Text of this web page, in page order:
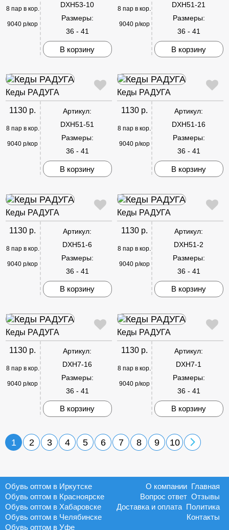
8 пар в кор.
9040 р/кор
DXH53-10
Размеры:
36 - 41
В корзину
8 пар в кор.
9040 р/кор
DXH51-21
Размеры:
36 - 41
В корзину
Кеды РАДУГА
1130 р.
8 пар в кор.
9040 р/кор
Артикул:
DXH51-51
Размеры:
36 - 41
В корзину
Кеды РАДУГА
1130 р.
8 пар в кор.
9040 р/кор
Артикул:
DXH51-16
Размеры:
36 - 41
В корзину
Кеды РАДУГА
1130 р.
8 пар в кор.
9040 р/кор
Артикул:
DXH51-6
Размеры:
36 - 41
В корзину
Кеды РАДУГА
1130 р.
8 пар в кор.
9040 р/кор
Артикул:
DXH51-2
Размеры:
36 - 41
В корзину
Кеды РАДУГА
1130 р.
8 пар в кор.
9040 р/кор
Артикул:
DXH7-16
Размеры:
36 - 41
В корзину
Кеды РАДУГА
1130 р.
8 пар в кор.
9040 р/кор
Артикул:
DXH7-1
Размеры:
36 - 41
В корзину
1 2 3 4 5 6 7 8 9 10
Обувь оптом в Иркутске
Обувь оптом в Красноярске
Обувь оптом в Хабаровске
Обувь оптом в Челябинске
Обувь оптом в Уфе
Главная
О компании
Отзывы
Вопрос ответ
Политика
Доставка и оплата
Контакты